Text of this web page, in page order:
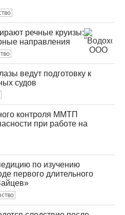
речные круизы:
направления
ведут подготовку к
судов
контроля ММТП
при работе на
по изучению
первого длительного